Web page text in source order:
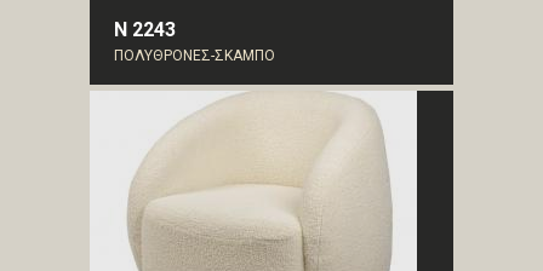
N 2243
ΠΟΛΥΘΡΟΝΕΣ-ΣΚΑΜΠΟ